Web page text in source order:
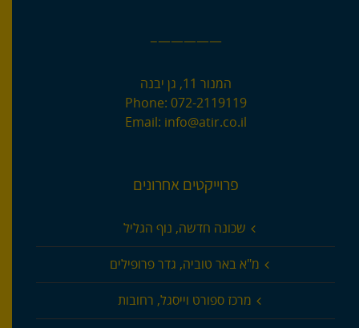
—————–
המנור 11, גן יבנה
Phone: 072-2119119
Email: info@atir.co.il
פרוייקטים אחרונים
שכונה חדשה, נוף הגליל
מ"א באר טוביה, גדר פרופילים
מרכז ספורט וייסגל, רחובות